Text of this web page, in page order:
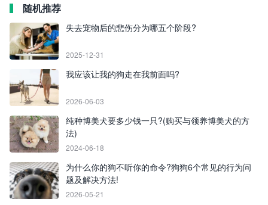
随机推荐
失去宠物后的悲伤分为哪五个阶段?
2025-12-31
我应该让我的狗走在我前面吗?
2026-06-03
纯种博美犬要多少钱一只?(购买与领养博美犬的方
法)
2024-06-18
为什么你的狗不听你的命令?狗狗6个常见的行为问
题及解决方法!
2026-05-21